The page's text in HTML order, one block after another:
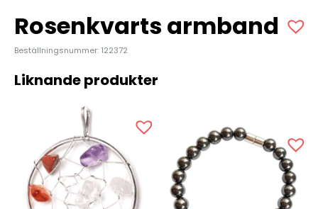
Rosenkvarts armband
Beställningsnummer: 122372
Liknande produkter